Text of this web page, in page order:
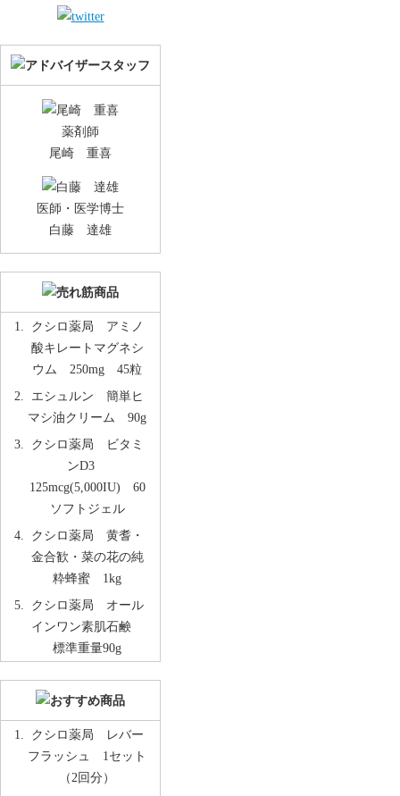
薬剤師
尾崎 重喜
医師・医学博士
白藤 達雄
クシロ薬局 アミノ
酸キレートマグネシ
ウム 250mg 45粒
エシュルン 簡単ヒ
マシ油クリーム 90g
クシロ薬局 ビタミ
ンD3
125mcg(5,000IU) 60
ソフトジェル
クシロ薬局 黄耆・
金合歓・菜の花の純
粋蜂蜜 1kg
クシロ薬局 オール
インワン素肌石鹸
標準重量90g
クシロ薬局 レバー
フラッシュ 1セット
（2回分）